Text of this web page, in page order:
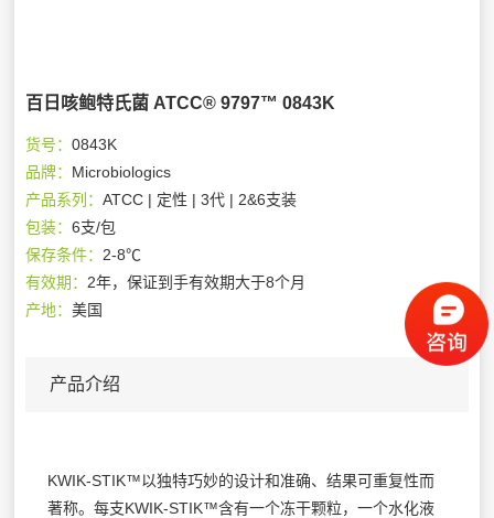
百日咳鲍特氏菌 ATCC® 9797™ 0843K
货号：0843K
品牌： Microbiologics
产品系列：ATCC | 定性 | 3代 | 2&6支装
包装：6支/包
保存条件： 2-8℃
有效期： 2年，保证到手有效期大于8个月
产地：美国
产品介绍
KWIK-STIK™以独特巧妙的设计和准确、结果可重复性而
著称。每支KWIK-STIK™含有一个冻干颗粒，一个水化液